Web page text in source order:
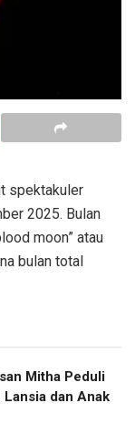
spektakuler
2025. Bulan
moon” atau
bulan total
Mitha Peduli
Lansia dan Anak